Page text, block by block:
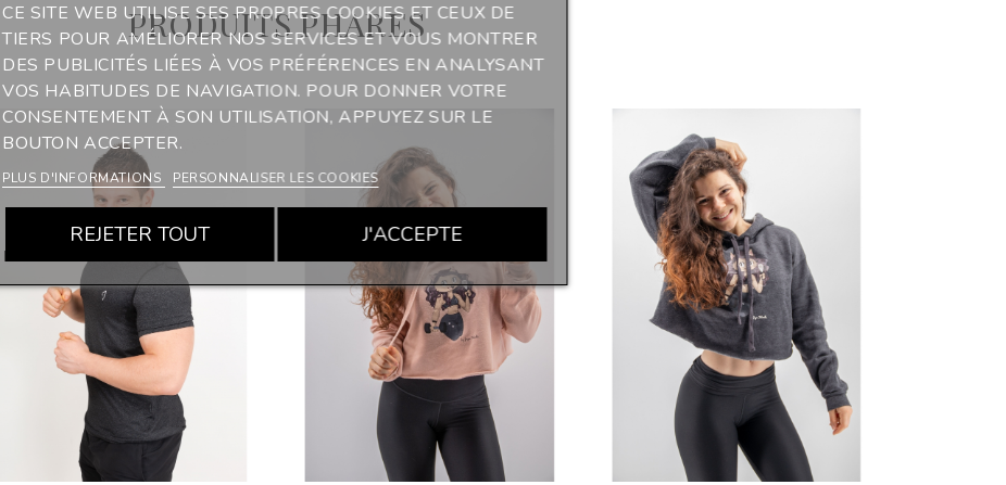
PRODUITS PHARES
CE SITE WEB UTILISE SES PROPRES COOKIES ET CEUX DE
TIERS POUR AMÉLIORER NOS SERVICES ET VOUS MONTRER
DES PUBLICITÉS LIÉES À VOS PRÉFÉRENCES EN ANALYSANT
VOS HABITUDES DE NAVIGATION. POUR DONNER VOTRE
CONSENTEMENT À SON UTILISATION, APPUYEZ SUR LE
BOUTON ACCEPTER.
PLUS D'INFORMATIONS PERSONNALISER LES COOKIES
REJETER TOUT J'ACCEPTE